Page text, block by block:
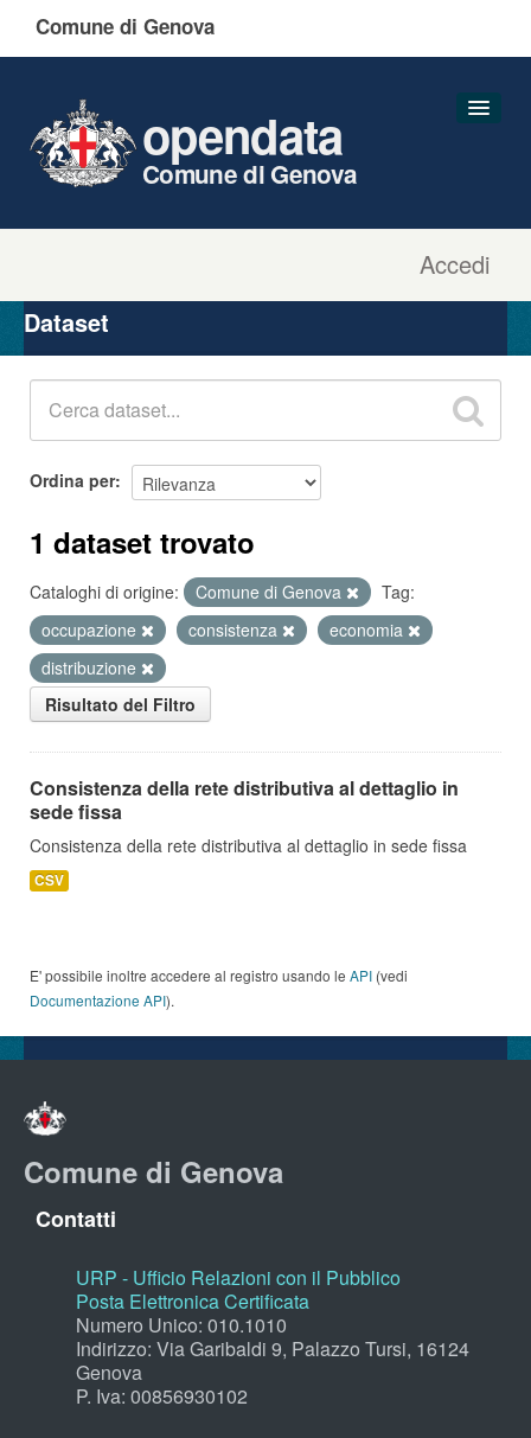
Comune di Genova
Accedi
opendata
Comune di Genova
Organizzazioni
Gruppi
Dataset
Ordina per
1 dataset trovato
Cataloghi di origine: Comune di Genova
Tag:
occupazione
consistenza
economia
distribuzione
Risultato del Filtro
Consistenza della rete distributiva al dettaglio in
sede fissa
Consistenza della rete distributiva al dettaglio in sede fissa
CSV
E' possibile inoltre accedere al registro usando le API (vedi
Documentazione API).
Comune di Genova
Contatti
URP - Ufficio Relazioni con il Pubblico
Posta Elettronica Certificata
Numero Unico: 010.1010
Indirizzo: Via Garibaldi 9, Palazzo Tursi, 16124
Genova
P. Iva: 00856930102